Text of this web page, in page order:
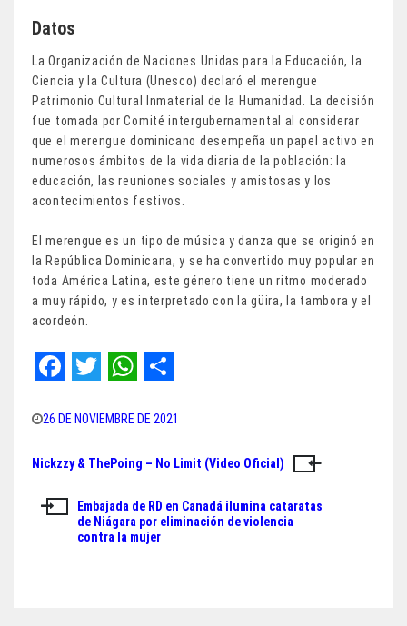
Datos
La Organización de Naciones Unidas para la Educación, la
Ciencia y la Cultura (Unesco) declaró el merengue
Patrimonio Cultural Inmaterial de la Humanidad. La decisión
fue tomada por Comité intergubernamental al considerar
que el merengue dominicano desempeña un papel activo en
numerosos ámbitos de la vida diaria de la población: la
educación, las reuniones sociales y amistosas y los
acontecimientos festivos.
El merengue es un tipo de música y danza que se originó en
la República Dominicana, y se ha convertido muy popular en
toda América Latina, este género tiene un ritmo moderado
a muy rápido, y es interpretado con la güira, la tambora y el
acordeón.
a
c
b
w
i
t
t
e
h
a
s
A
h
a
e
26 DE NOVIEMBRE DE 2021
Navegación
de
entradas
Nickzzy & ThePoing – No Limit (Video Oficial)
Embajada de RD en Canadá ilumina cataratas
de Niágara por eliminación de violencia
contra la mujer